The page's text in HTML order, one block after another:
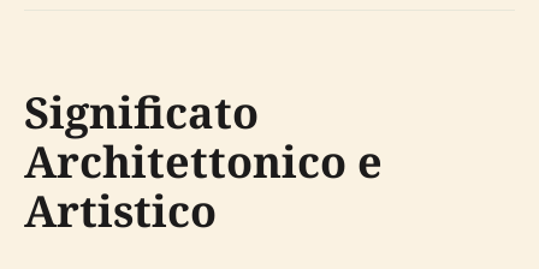
Significato
Architettonico e
Artistico